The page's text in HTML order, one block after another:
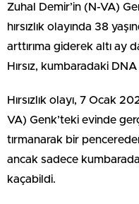
Zuhal Demir’in (N-VA)
hırsızlık olayında 38
arttırıma giderek altı ay
Hırsız, kumbaradaki
Hırsızlık olayı, 7 Ocak
VA) Genk’teki evinde
tırmanarak bir
ancak sadece
kaçabildi.